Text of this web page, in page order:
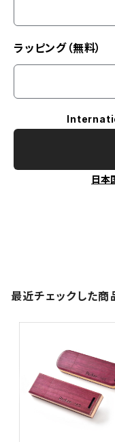
ラッピング（無料）
日本
最近チェックした商